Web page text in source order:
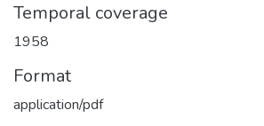
Temporal coverage
1958
Format
application/pdf